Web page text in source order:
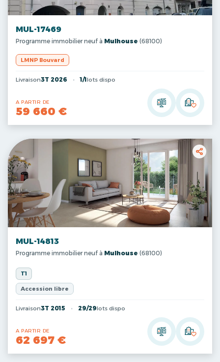
MUL-17469
Programme immobilier neuf à Mulhouse (68100)
LMNP Bouvard
Livraison3T 2026 1/1 lots dispo
A PARTIR DE
59 660 €
MUL-14813
Programme immobilier neuf à Mulhouse (68100)
T1
Accession libre
Livraison3T 2015 29/29lots dispo
A PARTIR DE
62 697 €